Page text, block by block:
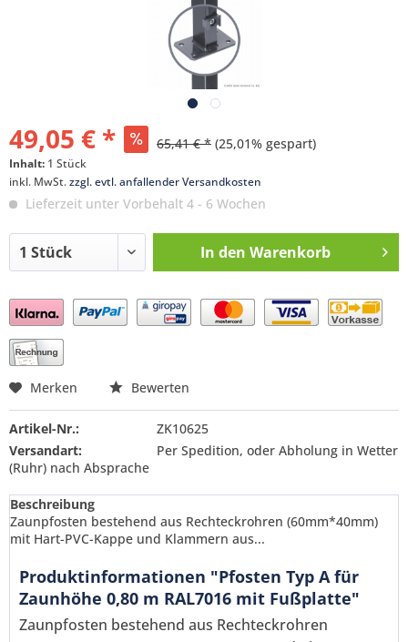
49,05 € * 65,41 € * (25,01% gespart)
Inhalt: 1 Stück
inkl. MwSt.zzgl. evtl. anfallender Versandkosten
Lieferzeit unter Vorbehalt 4 - 6 Wochen
In den Warenkorb
Preis anfragen
Merken Bewerten
Artikel-Nr.:
ZK10625
Versandart:
Per Spedition, oder Abholung in Wetter
(Ruhr) nach Absprache
Beschreibung
Zaunpfosten bestehend aus Rechteckrohren (60mm*40mm)
mit Hart-PVC-Kappe und Klammern aus...
Produktinformationen "Pfosten Typ A für
Zaunhöhe 0,80 m RAL7016 mit Fußplatte"
Zaunpfosten bestehend aus Rechteckrohren